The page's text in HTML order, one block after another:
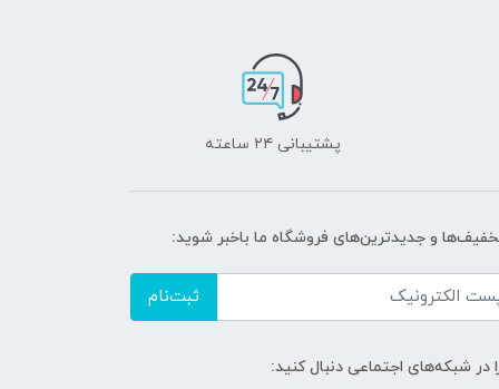
پشتیبانی ۲۴ ساعته
و جدیدترین‌های فروشگاه ما باخبر شوید:
ثبت‌نام
در شبکه‌های اجتماعی دنبال کنید: